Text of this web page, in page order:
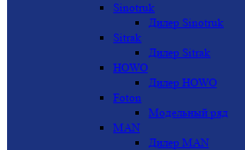
Sinotruk
Дилер Sinotruk
Sitrak
Дилер Sitrak
HOWO
Дилер HOWO
Foton
Модельный ряд
MAN
Дилер MAN